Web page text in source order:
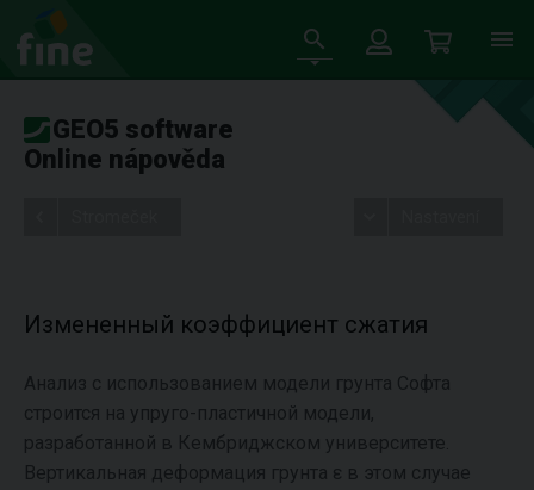
GEO5 software
Online nápověda
Измененный коэффициент сжатия
Анализ с использованием модели грунта Софта
строится на упруго-пластичной модели,
разработанной в Кембриджском университете.
Вертикальная деформация грунта ε в этом случае